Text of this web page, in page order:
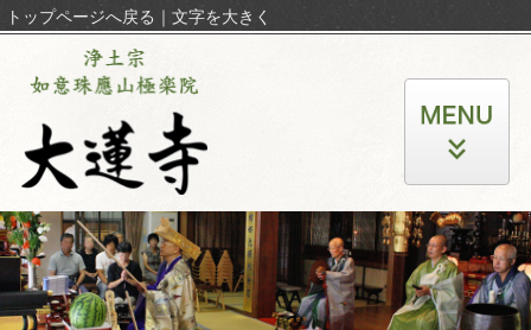
トップページへ戻る ｜ 文字を大きく